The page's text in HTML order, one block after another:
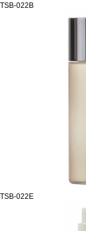
TSB-022B
TSB-022E